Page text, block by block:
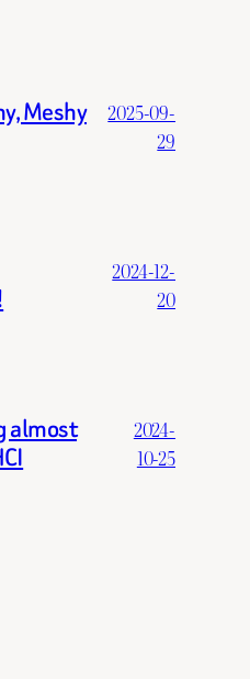
Meshy
2025-09-
29
2024-12-
20
almost
2024-
10-25